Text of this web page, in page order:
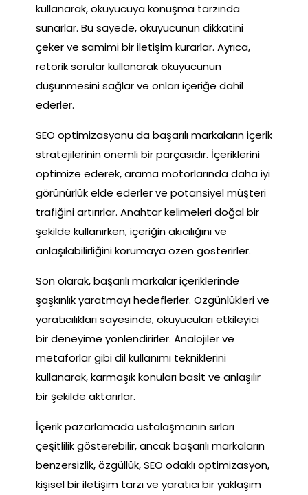
kullanarak, okuyucuya konuşma tarzında
sunarlar. Bu sayede, okuyucunun dikkatini
çeker ve samimi bir iletişim kurarlar. Ayrıca,
retorik sorular kullanarak okuyucunun
düşünmesini sağlar ve onları içeriğe dahil
ederler.
SEO optimizasyonu da başarılı markaların içerik
stratejilerinin önemli bir parçasıdır. İçeriklerini
optimize ederek, arama motorlarında daha iyi
görünürlük elde ederler ve potansiyel müşteri
trafiğini artırırlar. Anahtar kelimeleri doğal bir
şekilde kullanırken, içeriğin akıcılığını ve
anlaşılabilirliğini korumaya özen gösterirler.
Son olarak, başarılı markalar içeriklerinde
şaşkınlık yaratmayı hedeflerler. Özgünlükleri ve
yaratıcılıkları sayesinde, okuyucuları etkileyici
bir deneyime yönlendirirler. Analojiler ve
metaforlar gibi dil kullanımı tekniklerini
kullanarak, karmaşık konuları basit ve anlaşılır
bir şekilde aktarırlar.
İçerik pazarlamada ustalaşmanın sırları
çeşitlilik gösterebilir, ancak başarılı markaların
benzersizlik, özgüllük, SEO odaklı optimizasyon,
kişisel bir iletişim tarzı ve yaratıcı bir yaklaşım